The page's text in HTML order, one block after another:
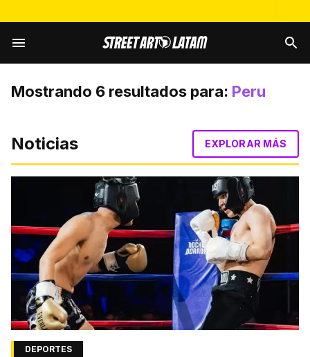
Mostrando 6 resultados para: Peru
Noticias EXPLORAR MÁS
DEPORTES